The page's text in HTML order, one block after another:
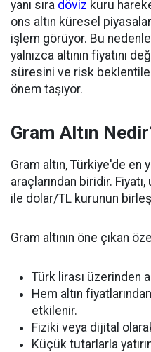
yanı sıra döviz kuru
ons altın küresel
işlem görüyor. Bu nedenle
yalnızca altının fiyatını
süresini ve risk
önem taşıyor.
Gram Altın
Gram altın, Türkiye'de en
araçlarından biridir.
ile dolar/TL kurunun
Gram altının öne çıkan
Türk lirası üzerinden
Hem altın
etkilenir.
Fiziki veya dijital
Küçük tutarlarla